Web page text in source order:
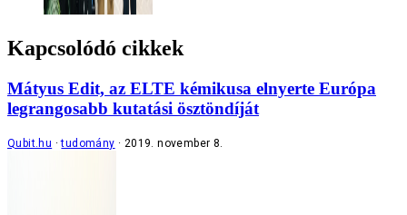
Kapcsolódó cikkek
Mátyus Edit, az ELTE kémikusa elnyerte Európa
legrangosabb kutatási ösztöndíját
Qubit.hu tudomány 2019. november 8.